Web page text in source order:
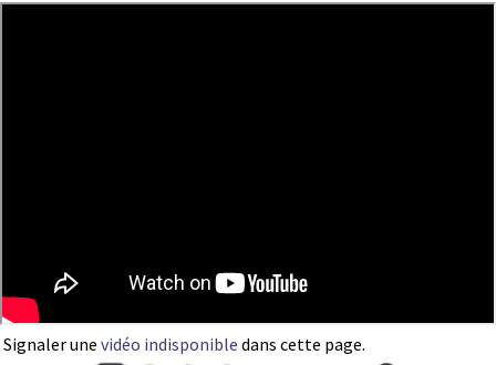
Signaler une vidéo indisponible dans cette page.